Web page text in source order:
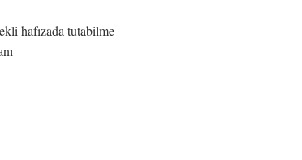
hafızada tutabilme